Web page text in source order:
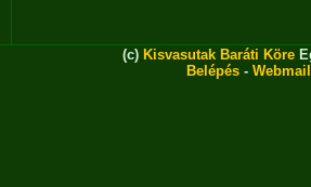
(c) Kisvasutak Baráti Köre
Belépés - Webmail